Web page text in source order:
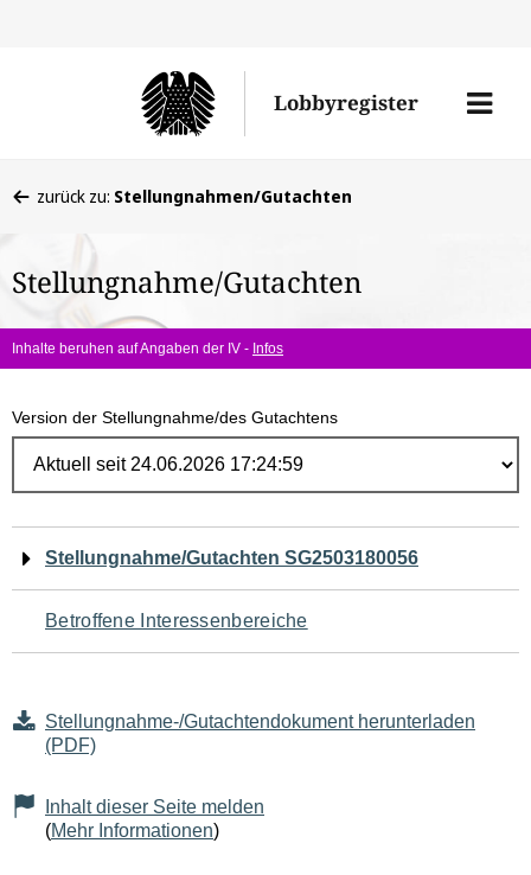
Lobbyregister
Menü
befinden
hier:
zurück zu: Stellungnahmen/Gutachten
Stellungnahme/Gutachten
Inhalte beruhen auf Angaben der IV - Infos
Version der Stellungnahme/des Gutachtens
Navigation
für
den
Seiteninhalt
Stellungnahme/Gutachten SG2503180056
Betroffene Interessenbereiche
Stellungnahme-/Gutachtendokument herunterladen
(PDF)
Inhalt dieser Seite melden
(Mehr Informationen)